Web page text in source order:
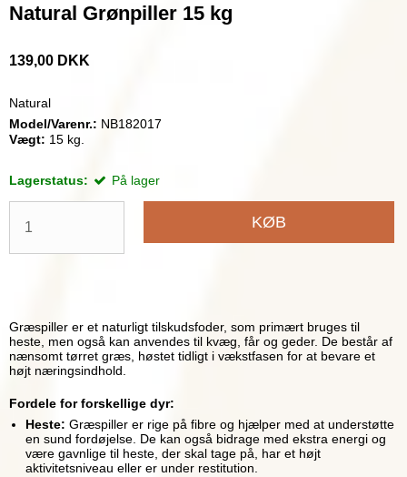
Natural Grønpiller 15 kg
139,00 DKK
Natural
Model/Varenr.: NB182017
Vægt: 15 kg.
Lagerstatus: På lager
KØB
Græspiller er et naturligt tilskudsfoder, som primært bruges til
heste, men også kan anvendes til kvæg, får og geder. De består af
nænsomt tørret græs, høstet tidligt i vækstfasen for at bevare et
højt næringsindhold.
Fordele for forskellige dyr:
Heste: Græspiller er rige på fibre og hjælper med at understøtte
en sund fordøjelse. De kan også bidrage med ekstra energi og
være gavnlige til heste, der skal tage på, har et højt
aktivitetsniveau eller er under restitution.